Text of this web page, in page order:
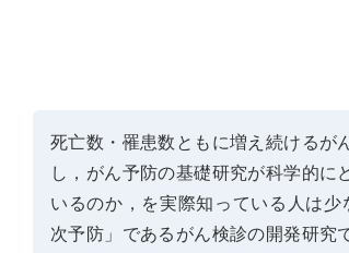
死亡数・罹患数ともに増え続けるが
し，がん予防の基礎研究が科学的に
いるのか，を実際知っている人は
次予防」であるがん検診の開発研究